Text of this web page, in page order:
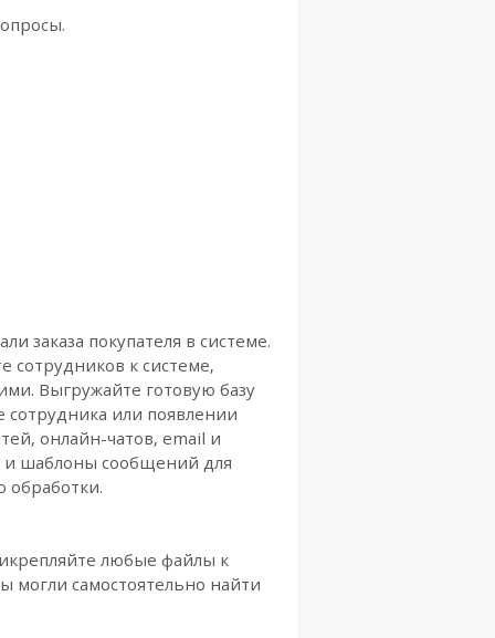
заказа покупателя в системе.
сотрудников к системе,
Выгружайте готовую базу
или появлении
онлайн-чатов, email и
и шаблоны сообщений для
обработки.
любые файлы к
могли самостоятельно найти